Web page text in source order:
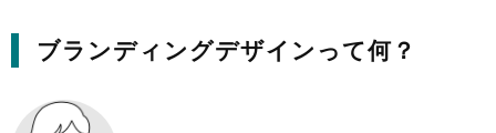
ブランディングデザインって何？